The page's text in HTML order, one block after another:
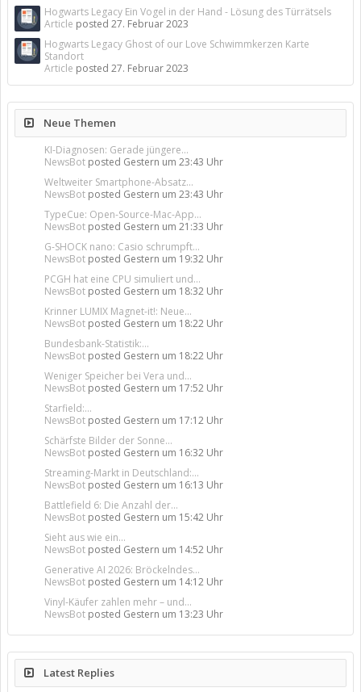
Hogwarts Legacy Ein Vogel in der Hand - Lösung des Türrätsels
Article posted 27. Februar 2023
Hogwarts Legacy Ghost of our Love Schwimmkerzen Karte
Standort
Article posted 27. Februar 2023
Neue Themen
KI-Diagnosen: Gerade jüngere...
NewsBot posted Gestern um 23:43 Uhr
Weltweiter Smartphone-Absatz...
NewsBot posted Gestern um 23:43 Uhr
TypeCue: Open-Source-Mac-App...
NewsBot posted Gestern um 21:33 Uhr
G-SHOCK nano: Casio schrumpft...
NewsBot posted Gestern um 19:32 Uhr
PCGH hat eine CPU simuliert und...
NewsBot posted Gestern um 18:32 Uhr
Krinner LUMIX Magnet-it!: Neue...
NewsBot posted Gestern um 18:22 Uhr
Bundesbank-Statistik:...
NewsBot posted Gestern um 18:22 Uhr
Weniger Speicher bei Vera und...
NewsBot posted Gestern um 17:52 Uhr
Starfield:...
NewsBot posted Gestern um 17:12 Uhr
Schärfste Bilder der Sonne...
NewsBot posted Gestern um 16:32 Uhr
Streaming-Markt in Deutschland:...
NewsBot posted Gestern um 16:13 Uhr
Battlefield 6: Die Anzahl der...
NewsBot posted Gestern um 15:42 Uhr
Sieht aus wie ein...
NewsBot posted Gestern um 14:52 Uhr
Generative AI 2026: Bröckelndes...
NewsBot posted Gestern um 14:12 Uhr
Vinyl-Käufer zahlen mehr – und...
NewsBot posted Gestern um 13:23 Uhr
Latest Replies